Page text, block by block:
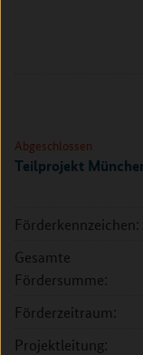
Abgeschlossen
Teilprojekt
Förderkennzeichen:
Gesamte
Fördersumme:
Förderzeitraum:
Projektleitung: